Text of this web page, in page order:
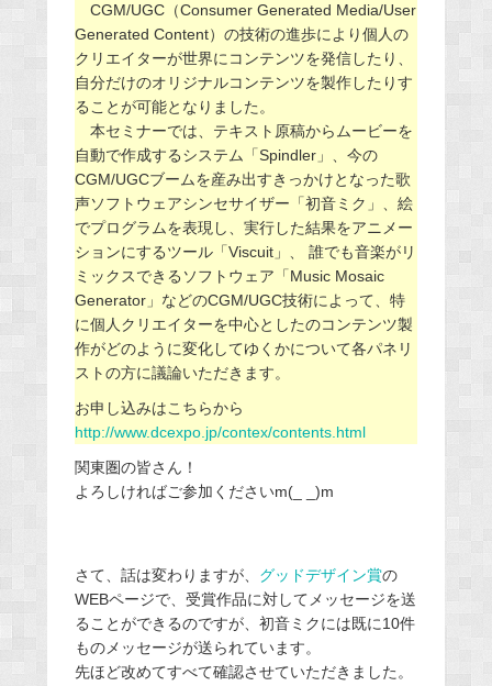
CGM/UGC（Consumer Generated Media/User
Generated Content）の技術の進歩により個人の
クリエイターが世界にコンテンツを発信したり、
自分だけのオリジナルコンテンツを製作したりす
ることが可能となりました。
本セミナーでは、テキスト原稿からムービーを
自動で作成するシステム「Spindler」、今の
CGM/UGCブームを産み出すきっかけとなった歌
声ソフトウェアシンセサイザー「初音ミク」、絵
でプログラムを表現し、実行した結果をアニメー
ションにするツール「Viscuit」、 誰でも音楽がリ
ミックスできるソフトウェア「Music Mosaic
Generator」などのCGM/UGC技術によって、特
に個人クリエイターを中心としたのコンテンツ製
作がどのように変化してゆくかについて各パネリ
ストの方に議論いただきます。
お申し込みはこちらから
http://www.dcexpo.jp/contex/contents.html
関東圏の皆さん！
よろしければご参加くださいm(_ _)m
さて、話は変わりますが、 グッドデザイン賞の
WEBページで、受賞作品に対してメッセージを送
ることができるのですが、初音ミクには既に10件
ものメッセージが送られています。
先ほど改めてすべて確認させていただきました。